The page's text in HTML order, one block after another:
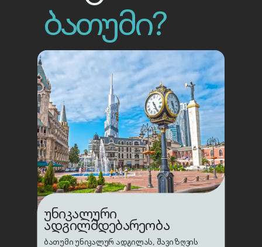
ბათუმი?
ᲣᲜᲘᲙᲐᲚᲣᲠᲘ
ᲐᲓᲒᲘᲚᲛᲓᲔᲑᲐᲠᲔᲝᲑᲐ
ბათუმი უნიკალურ ადგილას, შავი ზღვის